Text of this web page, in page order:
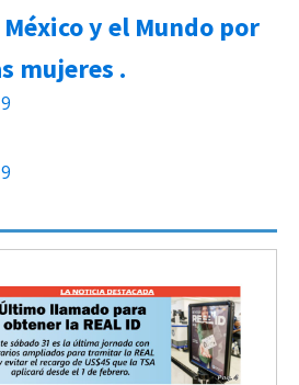
y el Mundo por
mujeres .